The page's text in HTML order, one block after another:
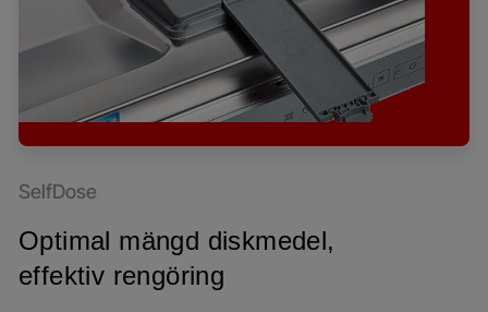
SelfDose
Optimal mängd diskmedel,
effektiv rengöring